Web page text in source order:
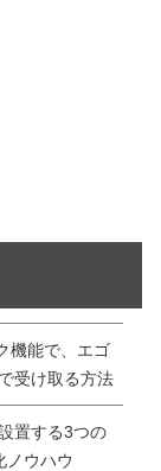
機能で、エゴ
受け取る方法
置する3つの
ウハウ